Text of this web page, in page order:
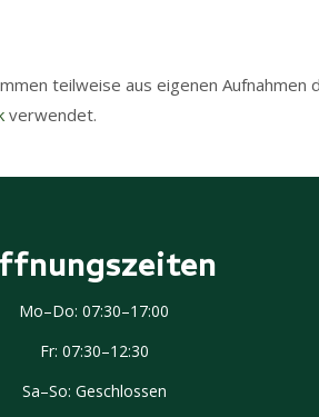
teilweise aus eigenen Aufnahmen
verwendet.
Mo–Do: 07:30–17:00
Fr: 07:30–12:30
Sa–So: Geschlossen